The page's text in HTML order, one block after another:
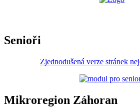
Senioři
Zjednodušená verze stránek
Mikroregion Záhoran